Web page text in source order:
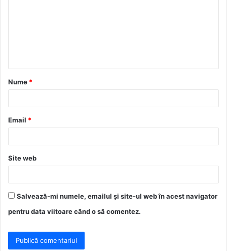
a
r
*
Nume *
Email *
Site web
Salvează-mi numele, emailul și site-ul web în acest navigator
pentru data viitoare când o să comentez.